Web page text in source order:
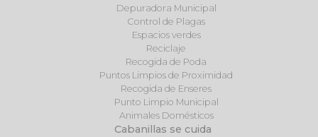
Depuradora Municipal
Control de Plagas
Espacios verdes
Reciclaje
Recogida de Poda
Puntos Limpios de Proximidad
Recogida de Enseres
Punto Limpio Municipal
Animales Domésticos
Cabanillas se cuida